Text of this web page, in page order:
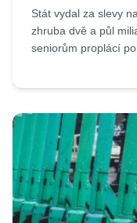
Stát vydal za slevy
zhruba dvě a půl
seniorům proplácí